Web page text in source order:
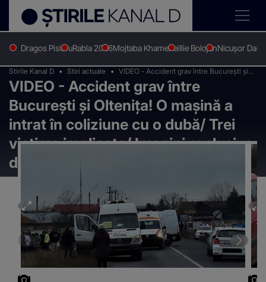
Dragos PislaruRabla 2026Mojtaba KhameneiIlie BolojanNicușor Dan
Stirile Kanal D Stiri actuale
VIDEO - Accident grav între București și
Oltenița! O mașină a intrat în coliziune cu o
dubă/ Trei victime implicate/ Imagini
exclusive de la fața locului
VIDEO - Accident grav între
București și Oltenița! O mașină a
intrat în coliziune cu o dubă/ Trei
victime implicate/ Imagini exclusive
de la fața locului